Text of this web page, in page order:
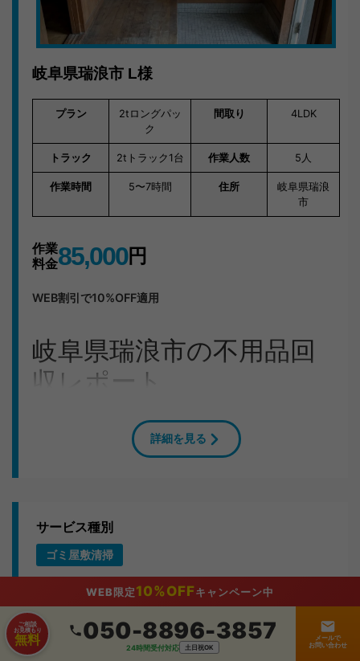
岐阜県瑞浪市 L様
プラン
2tロングパッ
ク
間取り 4LDK
トラック 2tトラック1台 作業人数 5人
作業時間 5〜7時間 住所
岐阜県瑞浪
市
作業
料金85,000円
WEB割引で10%OFF適用
岐阜県瑞浪市の不用品回
収レポート
電話があり、瑞浪市のご自宅へ急行しました。4LDKの
一戸建てでしたが、5人で対応し5〜7時間で作業完了。
まず現場の状況を確認し、搬出ルートを決定。大型家具
は分解してから運び出し、2tトラック1台に効率よく積載
お客様の声
「こんなに手際よくやってもらえるとは。もっと早く相
詳細を見る
サービス種別
ゴミ屋敷清掃
WEB限定10%OFFキャンペーン中
ご相談
お見積もり
無料 050-8896-3857
24時間受付対応 土日祝OK
メールで
お問い合わせ